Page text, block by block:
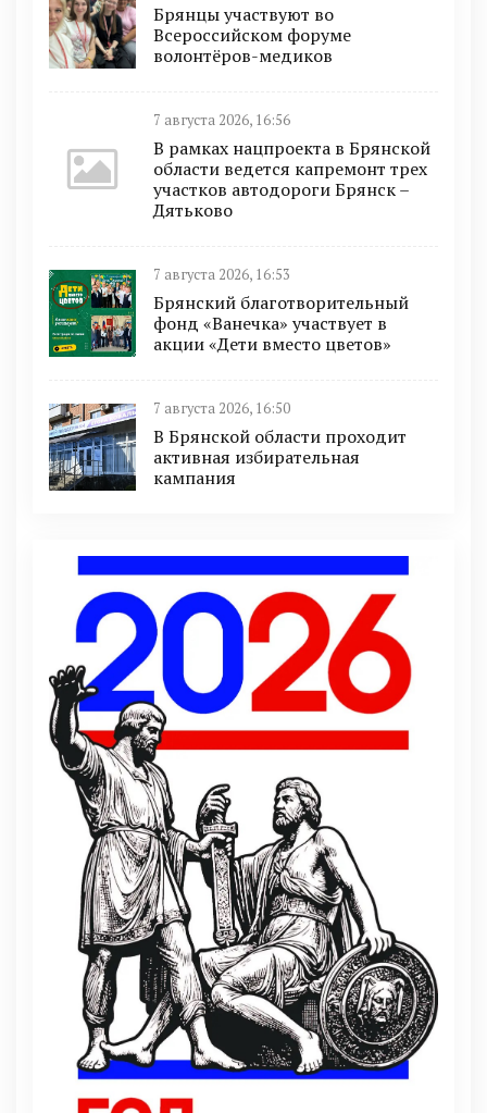
Брянцы участвуют во
Всероссийском форуме
волонтёров-медиков
7 августа 2026, 16:56
В рамках нацпроекта в Брянской
области ведется капремонт трех
участков автодороги Брянск –
Дятьково
7 августа 2026, 16:53
Брянский благотворительный
фонд «Ванечка» участвует в
акции «Дети вместо цветов»
7 августа 2026, 16:50
В Брянской области проходит
активная избирательная
кампания